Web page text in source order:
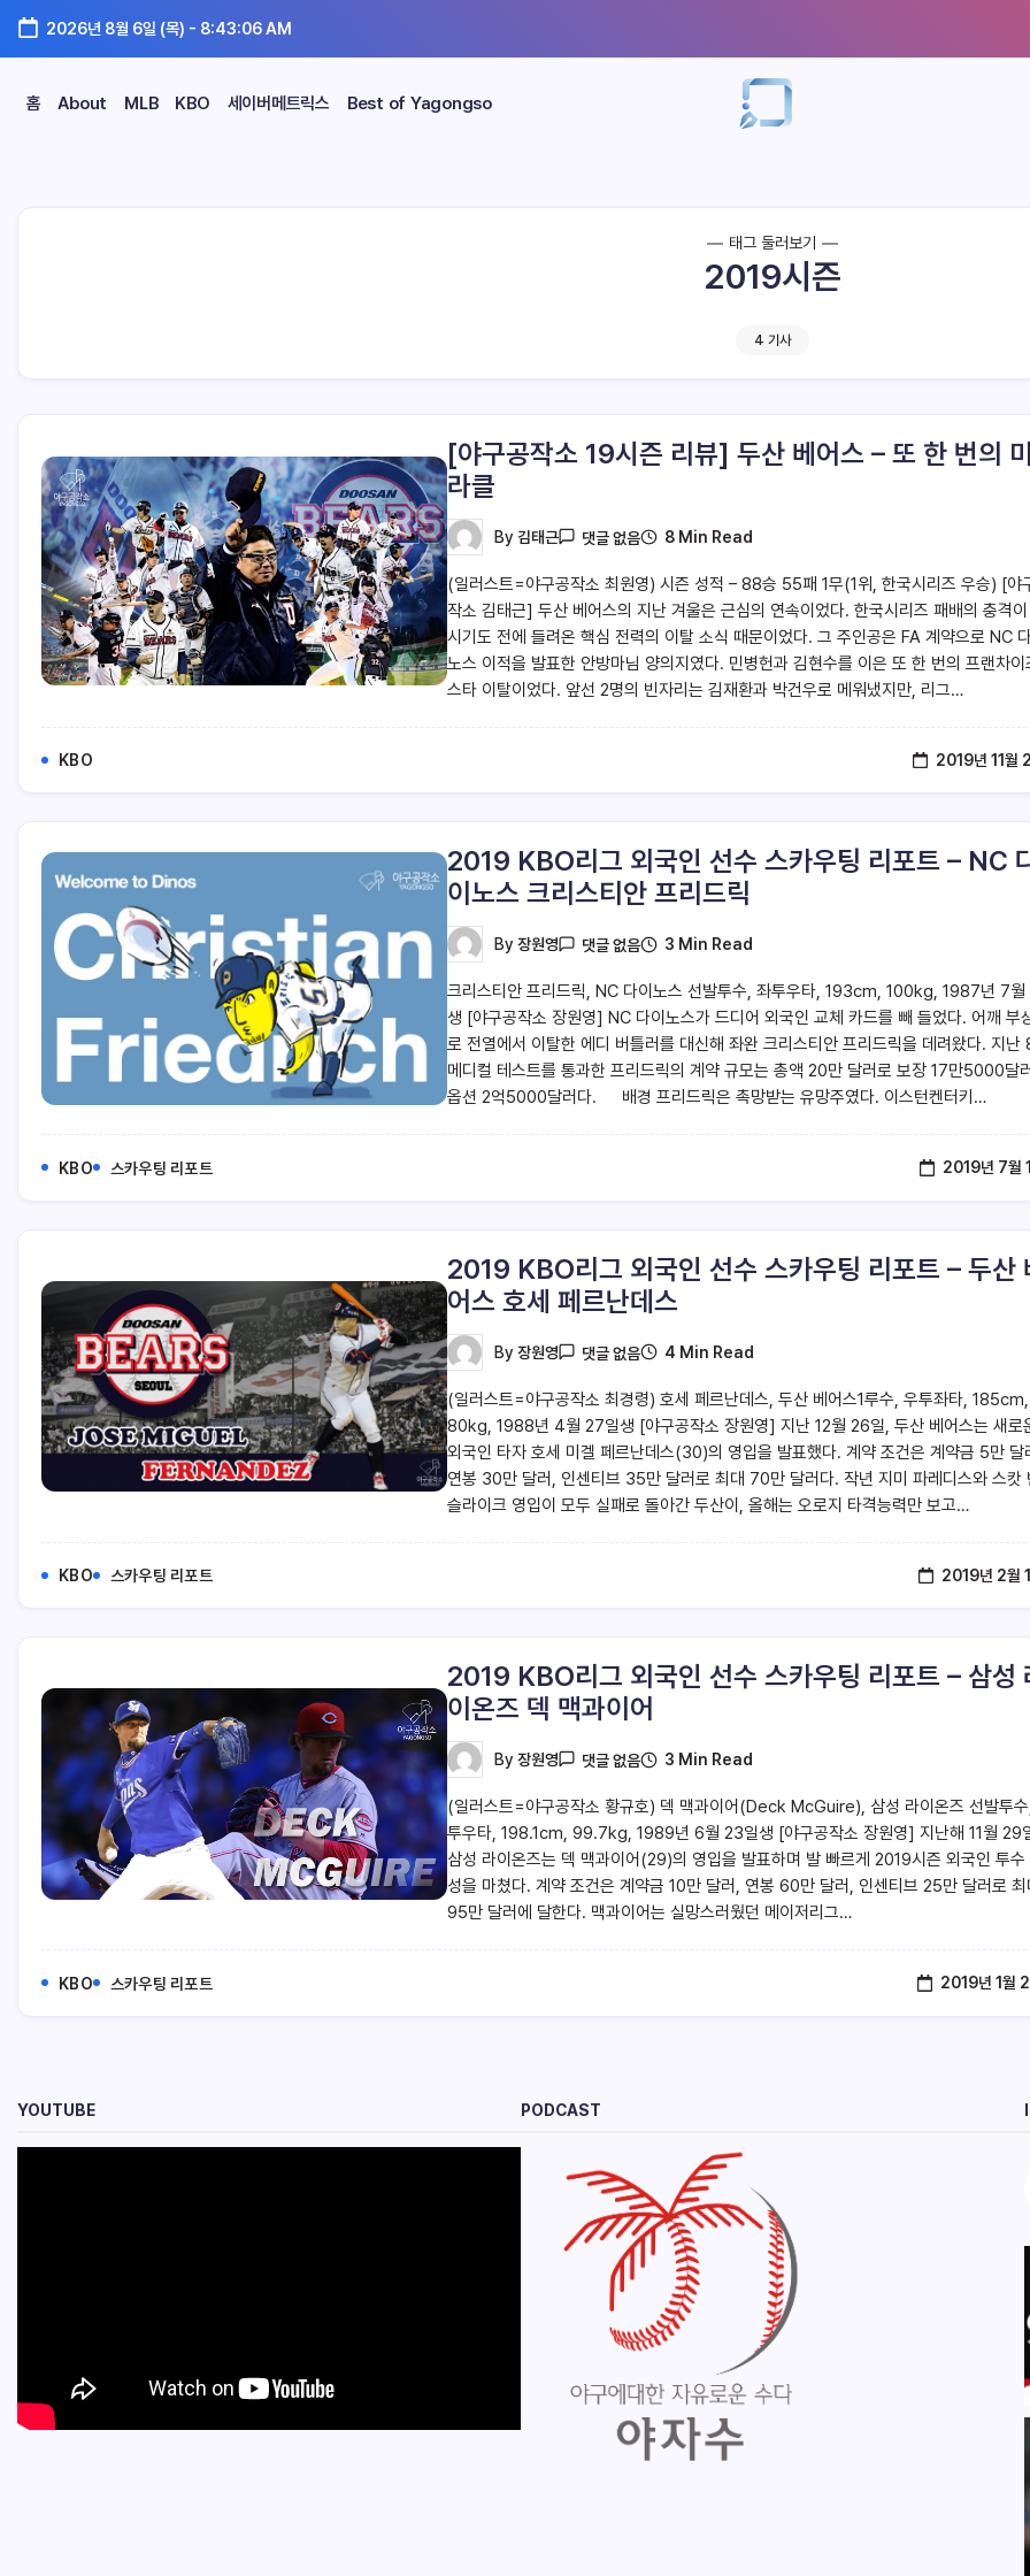
2026년 8월 6일 (목) - 8:43:07 AM
홈 About MLB KBO 세이버메트릭스 Best of Yagongso
태그 둘러보기
2019시즌
4 기사
[야구공작소 19시즌 리뷰] 두산 베어스 – 또 한 번의 미
라클
By 김태근 댓글 없음 8 Min Read
(일러스트=야구공작소 최원영) 시즌 성적 – 88승 55패 1무(1위, 한국시리즈 우승) [야
작소 김태근] 두산 베어스의 지난 겨울은 근심의 연속이었다. 한국시리즈 패배의 충격
시기도 전에 들려온 핵심 전력의 이탈 소식 때문이었다. 그 주인공은 FA 계약으로 NC 다
노스 이적을 발표한 안방마님 양의지였다. 민병헌과 김현수를 이은 또 한 번의 프랜차이
스타 이탈이었다. 앞선 2명의 빈자리는 김재환과 박건우로 메워냈지만, 리그…
KBO 2019년 11월
2019 KBO리그 외국인 선수 스카우팅 리포트 – NC
이노스 크리스티안 프리드릭
By 장원영 댓글 없음 3 Min Read
크리스티안 프리드릭, NC 다이노스 선발투수, 좌투우타, 193cm, 100kg, 1987년 7월
생 [야구공작소 장원영] NC 다이노스가 드디어 외국인 교체 카드를 빼 들었다. 어깨 부
로 전열에서 이탈한 에디 버틀러를 대신해 좌완 크리스티안 프리드릭을 데려왔다. 지난
메디컬 테스트를 통과한 프리드릭의 계약 규모는 총액 20만 달러로 보장 17만5000달
옵션 2억5000달러다. 배경 프리드릭은 촉망받는 유망주였다. 이스턴켄터키…
KBO 스카우팅 리포트 2019년 7월
2019 KBO리그 외국인 선수 스카우팅 리포트 – 두산
어스 호세 페르난데스
By 장원영 댓글 없음 4 Min Read
(일러스트=야구공작소 최경령) 호세 페르난데스, 두산 베어스1루수, 우투좌타, 185cm,
80kg, 1988년 4월 27일생 [야구공작소 장원영] 지난 12월 26일, 두산 베어스는 새로
외국인 타자 호세 미겔 페르난데스(30)의 영입을 발표했다. 계약 조건은 계약금 5만 달
연봉 30만 달러, 인센티브 35만 달러로 최대 70만 달러다. 작년 지미 파레디스와 스캇
슬라이크 영입이 모두 실패로 돌아간 두산이, 올해는 오로지 타격능력만 보고…
KBO 스카우팅 리포트 2019년 2월
2019 KBO리그 외국인 선수 스카우팅 리포트 – 삼성
이온즈 덱 맥과이어
By 장원영 댓글 없음 3 Min Read
(일러스트=야구공작소 황규호) 덱 맥과이어(Deck McGuire), 삼성 라이온즈 선발투
투우타, 198.1cm, 99.7kg, 1989년 6월 23일생 [야구공작소 장원영] 지난해 11월 29
삼성 라이온즈는 덱 맥과이어(29)의 영입을 발표하며 발 빠르게 2019시즌 외국인 투수
성을 마쳤다. 계약 조건은 계약금 10만 달러, 연봉 60만 달러, 인센티브 25만 달러로 최
95만 달러에 달한다. 맥과이어는 실망스러웠던 메이저리그…
KBO 스카우팅 리포트 2019년 1월
YOUTUBE PODCAST